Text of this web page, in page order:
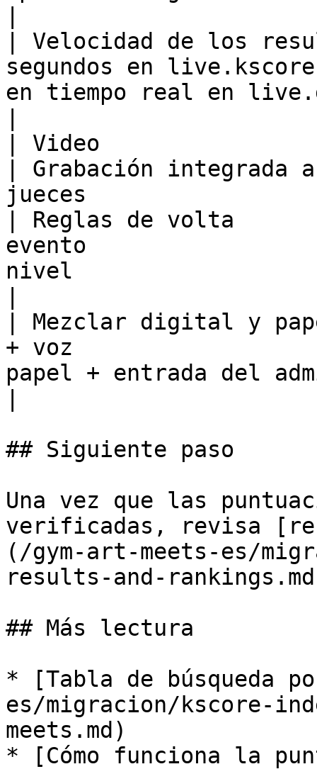
| Velocidad de los
segundos en
en tiempo real en
| Video
| Grabación integrada
jueces
| Reglas de volta
evento
nivel
| Mezclar digital y
+ voz
papel + entrada del
## Siguiente paso
Una vez que las
verificadas, revisa
(/gym-art-meets-es/
results-and-
## Más lectura
* [Tabla de búsqueda
es/migracion/kscore-
meets.md)
* [Cómo funciona la